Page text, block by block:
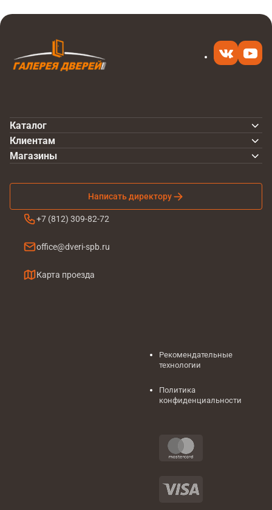
Каталог
Клиентам
Написать директору
+7 (812) 309-82-72
office@dveri-spb.ru
Карта проезда
Магазины
Рекомендательные
технологии
Политика
конфиденциальности